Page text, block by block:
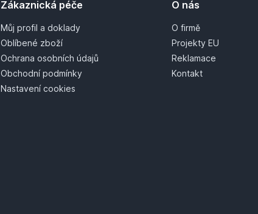
Zákaznická péče
Můj profil a doklady
Oblíbené zboží
Ochrana osobních údajů
Obchodní podmínky
Nastavení cookies
O nás
O firmě
Projekty EU
Reklamace
Kontakt